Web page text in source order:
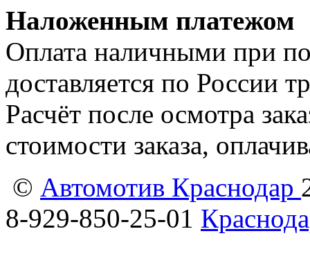
Наложенным платежом
Оплата наличными при
доставляется по России
Расчёт после осмотра
стоимости заказа,
© Автомотив Краснодар
8-929-850-25-01